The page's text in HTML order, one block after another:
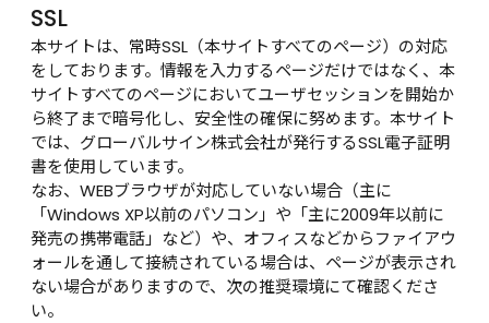
SSL
本サイトは、常時SSL（本サイトすべてのページ）の対応
をしております。情報を入力するページだけではなく、本
サイトすべてのページにおいてユーザセッションを開始か
ら終了まで暗号化し、安全性の確保に努めます。本サイト
では、グローバルサイン株式会社が発行するSSL電子証明
書を使用しています。
なお、WEBブラウザが対応していない場合（主に
「Windows XP以前のパソコン」や「主に2009年以前に
発売の携帯電話」など）や、オフィスなどからファイアウ
ォールを通して接続されている場合は、ページが表示され
ない場合がありますので、次の推奨環境にて確認くださ
い。